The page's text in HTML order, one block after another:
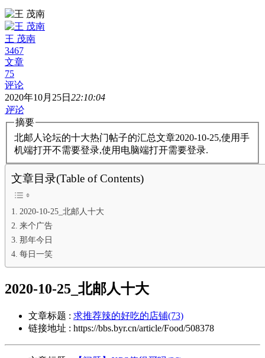
王 茂南
3467
文章
75
评论
2020年10月25日 22:10:04
评论
摘要
北邮人论坛的十大热门帖子的汇总文章2020-10-25,使用手
机端打开不需要登录,使用电脑端打开需要登录.
文章目录(Table of Contents)
2020-10-25_北邮人十大
来个广告
那年今日
每日一笑
2020-10-25_北邮人十大
文章标题 : 求推荐辣的好吃的店铺(73)
链接地址 : https://bbs.byr.cn/article/Food/508378